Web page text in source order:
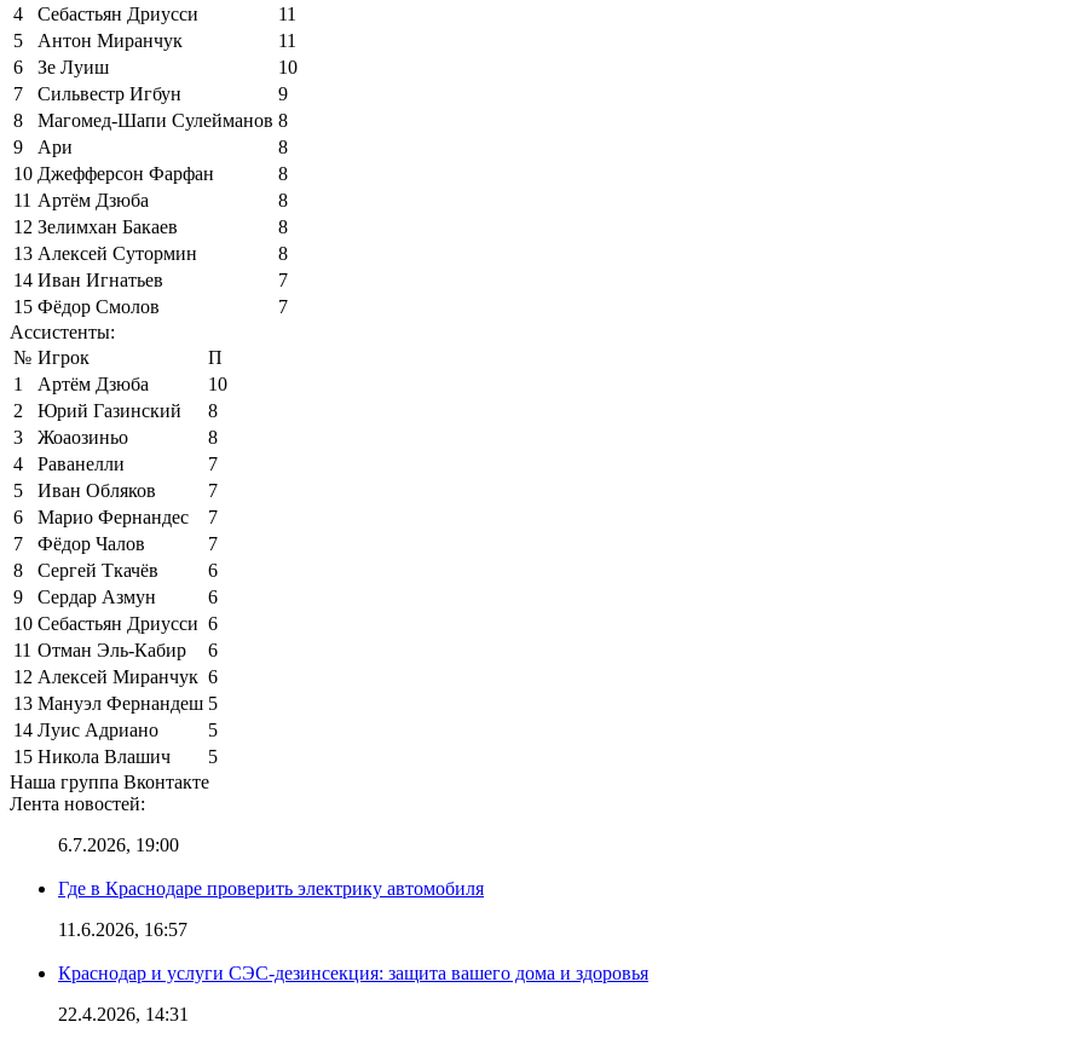
4
Себастьян Дриусси
11
5
Антон Миранчук
11
6
Зе Луиш
10
7
Сильвестр Игбун
9
8
Магомед-Шапи Сулейманов 8
9
Ари
8
10 Джефферсон Фарфан
8
11 Артём Дзюба
8
12 Зелимхан Бакаев
8
13 Алексей Сутормин
8
14 Иван Игнатьев
7
15 Фёдор Смолов
7
Ассистенты:
№ Игрок
П
1
Артём Дзюба
10
2
Юрий Газинский
8
3
Жоаозиньо
8
4
Раванелли
7
5
Иван Обляков
7
6
Марио Фернандес
7
7
Фёдор Чалов
7
8
Сергей Ткачёв
6
9
Сердар Азмун
6
10 Себастьян Дриусси 6
11 Отман Эль-Кабир
6
12 Алексей Миранчук 6
13 Мануэл Фернандеш 5
14 Луис Адриано
5
15 Никола Влашич
5
Наша группа Вконтакте
Лента новостей:
6.7.2026, 19:00
Где в Краснодаре проверить электрику автомобиля
11.6.2026, 16:57
Краснодар и услуги СЭС-дезинсекция: защита вашего дома и здоровья
22.4.2026, 14:31